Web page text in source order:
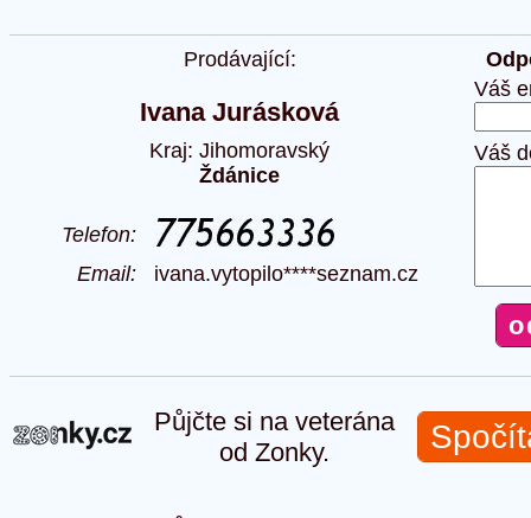
Prodávající:
Ivana Jurásková
Kraj: Jihomoravský
Ždánice
Telefon:
Email: ivana.vytopilo****seznam.cz
Váš
Váš
Půjčte si na veterána
od Zonky.